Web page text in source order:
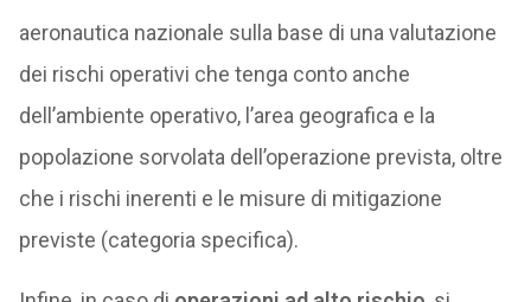
aeronautica nazionale sulla base di una valutazione
dei rischi operativi che tenga conto anche
dell’ambiente operativo, l’area geografica e la
popolazione sorvolata dell’operazione prevista, oltre
che i rischi inerenti e le misure di mitigazione
previste (categoria specifica).